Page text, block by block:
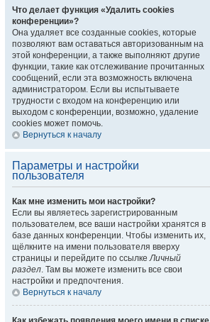
Что делает функция «Удалить cookies
конференции»?
Она удаляет все созданные cookies, которые
позволяют вам оставаться авторизованным на
этой конференции, а также выполняют другие
функции, такие как отслеживание прочитанных
сообщений, если эта возможность включена
администратором. Если вы испытываете
трудности с входом на конференцию или
выходом с конференции, возможно, удаление
cookies может помочь.
Вернуться к началу
Параметры и настройки
пользователя
Как мне изменить мои настройки?
Если вы являетесь зарегистрированным
пользователем, все ваши настройки хранятся в
базе данных конференции. Чтобы изменить их,
щёлкните на имени пользователя вверху
страницы и перейдите по ссылкеЛичный
раздел. Там вы можете изменить все свои
настройки и предпочтения.
Вернуться к началу